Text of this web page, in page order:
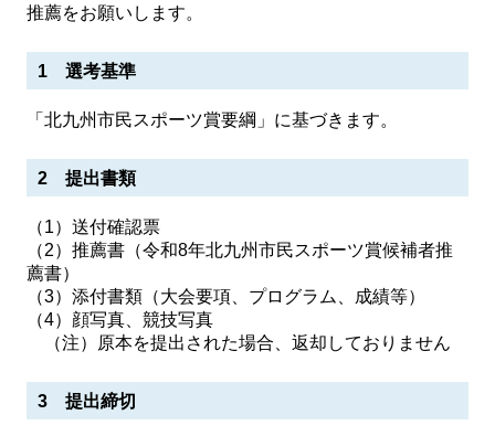
推薦をお願いします。
1 選考基準
「北九州市⺠スポーツ賞要綱」に基づきます。
2 提出書類
（1）送付確認票
（2）推薦書（令和8年北九州市⺠スポーツ賞候補者推
薦書）
（3）添付書類（⼤会要項、プログラム、成績等）
（4）顔写真、競技写真
（注）原本を提出された場合、返却しておりません
3 提出締切